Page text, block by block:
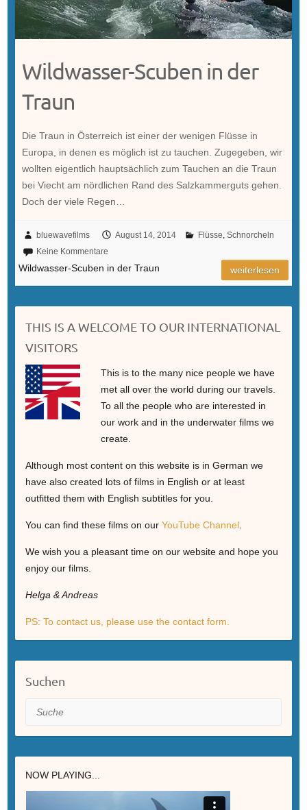
Wildwasser-Scuben in der
Traun
Die Traun in Österreich ist einer der wenigen Flüsse in
Europa, in denen es möglich ist zu tauchen. Zugegeben, wir
wollten eigentlich hauptsächlich zum Tauchen an die Traun
bei Viecht am nördlichen Rand des Salzkammerguts gehen.
Doch der viele Regen…
bluewavefilms August 14, 2014 Flüsse, Schnorcheln
Keine Kommentare
Wildwasser-Scuben in der Traun weiterlesen
THIS IS A WELCOME TO OUR INTERNATIONAL
VISITORS
This is to the many nice people we have
met all over the world during our travels.
To all the people who are interested in
our work and in the underwater films we
create.
Although most content on this website is in German we
have also created lots of films in English or at least
outfitted them with English subtitles for you.
You can find these films on our YouTube Channel.
We wish you a pleasant time on our website and hope you
enjoy our films.
Helga & Andreas
PS: To contact us, please use the contact form.
Suchen
Suche
NOW PLAYING...